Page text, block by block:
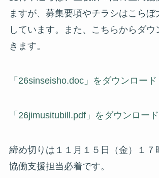
ますが、募集要項やチラシはこらぼ
しています。また、こちらからダウ
きます。
「26sinseisho.doc」をダウンロード
「26jimusitubill.pdf」をダウンロード
締め切りは１１月１５日（金）１７
協働支援担当必着です。